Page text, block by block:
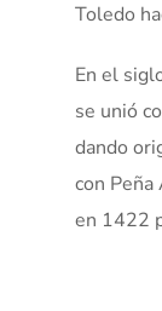
Toledo
En el
se unió
dando
con
en 1422